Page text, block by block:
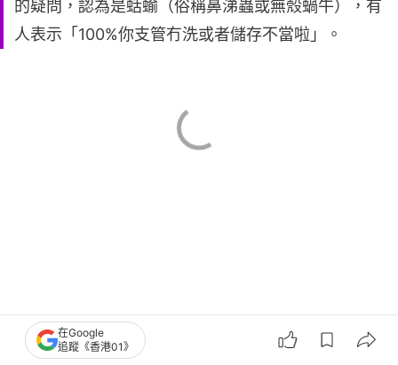
的疑問，認為是蛞蝓（俗稱鼻涕蟲或無殼蝸牛），有
人表示「100%你支管冇洗或者儲存不當啦」。
在Google
追蹤《香港01》